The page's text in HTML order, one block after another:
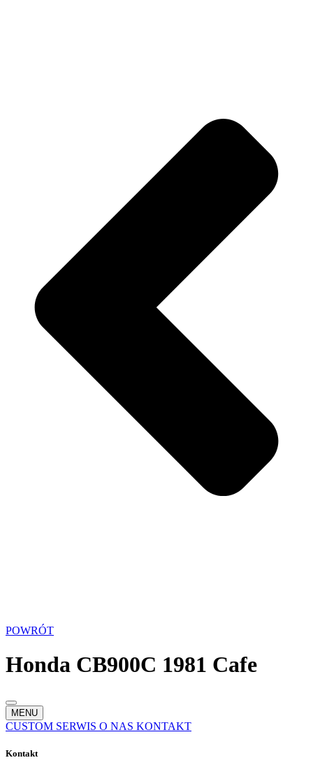
POWRÓT
Honda CB900C 1981 Cafe
MENU
CUSTOM SERWIS O NAS KONTAKT
Kontakt